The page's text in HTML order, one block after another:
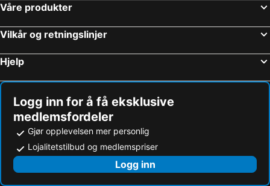
Våre produkter
Vilkår og retningslinjer
Hjelp
Logg inn for å få eksklusive
medlemsfordeler
Gjør opplevelsen mer personlig
Lojalitetstilbud og medlemspriser
Logg inn